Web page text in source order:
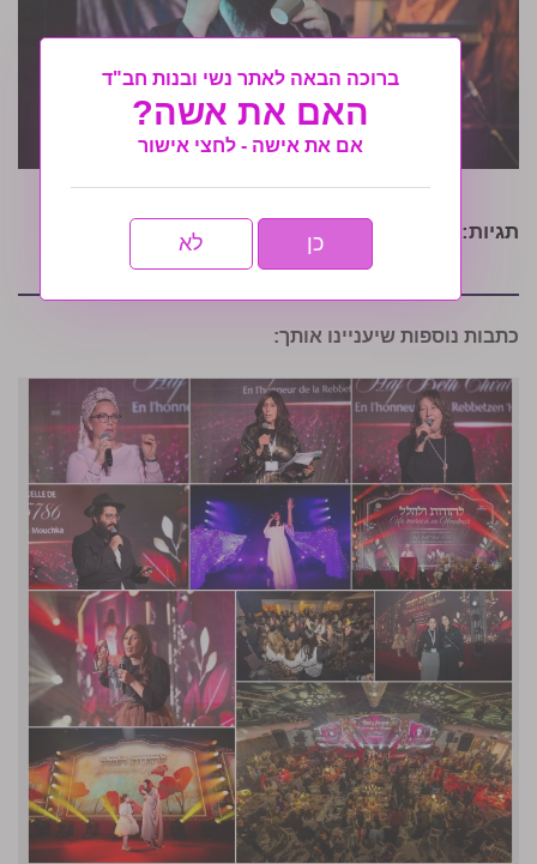
תגיות: מטה משיח נתניה נתניה
כתבות נוספות שיעניינו אותך:
ברוכה הבאה לאתר נשי ובנות חב"ד
האם את אשה?
אם את אישה - לחצי אישור
כן לא